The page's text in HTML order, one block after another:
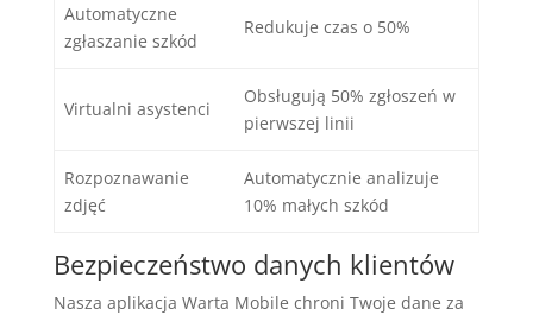
Automatyczne
zgłaszanie szkód
Redukuje czas o 50%
Virtualni asystenci
Obsługują 50% zgłoszeń w
pierwszej linii
Rozpoznawanie
zdjęć
Automatycznie analizuje
10% małych szkód
Bezpieczeństwo danych klientów
Nasza aplikacja Warta Mobile chroni Twoje dane za